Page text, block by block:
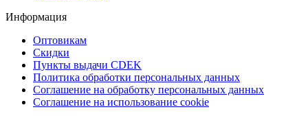
Информация
Оптовикам
Скидки
Пункты выдачи CDEK
Политика обработки персональных данных
Соглашение на обработку персональных данных
Соглашение на использование cookie